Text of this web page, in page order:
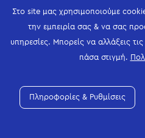
Στο site μας χρησιμοποιούμε
την εμπειρία σας & να σας
υπηρεσίες. Μπορείς να αλλάξεις
πάσα στιγμή.
Πληροφορίες & Ρυθμίσεις